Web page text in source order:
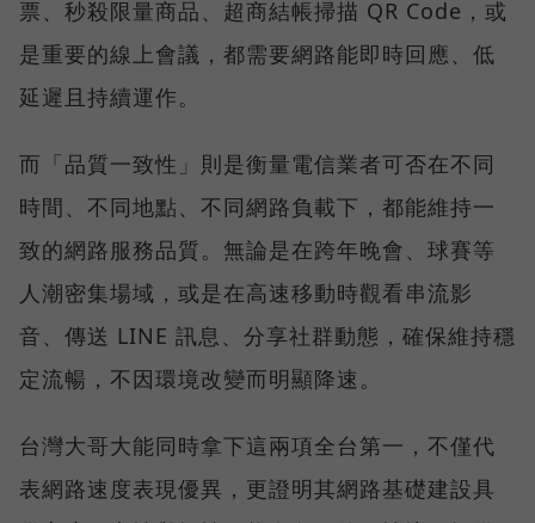
票、秒殺限量商品、超商結帳掃描 QR Code，或
是重要的線上會議，都需要網路能即時回應、低
延遲且持續運作。
而「品質一致性」則是衡量電信業者可否在不同
時間、不同地點、不同網路負載下，都能維持一
致的網路服務品質。無論是在跨年晚會、球賽等
人潮密集場域，或是在高速移動時觀看串流影
音、傳送 LINE 訊息、分享社群動態，確保維持穩
定流暢，不因環境改變而明顯降速。
台灣大哥大能同時拿下這兩項全台第一，不僅代
表網路速度表現優異，更證明其網路基礎建設具